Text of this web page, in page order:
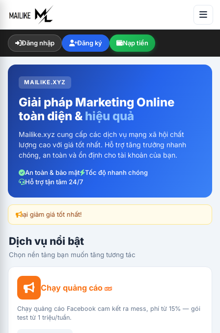
Đăng nhập Đăng ký Nạp tiền
MAILIKE.XYZ
Giải pháp Marketing Online
toàn diện & hiệu quả
Mailike.xyz cung cấp các dịch vụ mạng xã hội chất
lượng cao với giá tốt nhất. Hỗ trợ tăng trưởng nhanh
chóng, an toàn và ổn định cho tài khoản của bạn.
An toàn & bảo mật
Tốc độ nhanh chóng
Hỗ trợ tận tâm 24/7
mại giảm giá tốt nhất!
Dịch vụ nổi bật
Chọn nền tảng bạn muốn tăng tương tác
Chạy quảng cáo
Chạy quảng cáo Facebook cam kết ra mess, phí từ 15% — gói
test từ 1 triệu/tuần.
×